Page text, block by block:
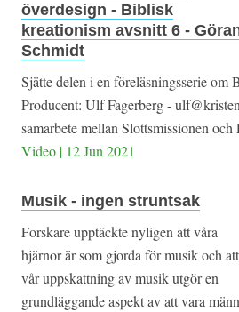
överdesign - Biblisk
kreationism avsnitt 6 -
Schmidt
Sjätte delen i en föreläsningsserie om
Producent: Ulf Fagerberg -
samarbete mellan Slottsmissionen
Video | 12 Jun 2021
Musik - ingen struntsak
Forskare upptäckte nyligen att våra
hjärnor är som gjorda för musik och att
vår uppskattning av musik utgör en
grundläggande aspekt av att vara